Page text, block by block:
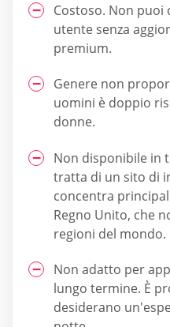
Costoso. Non
utente senza
premium.
Genere non
uomini è doppio
donne.
Non disponibile in
tratta di un sito di
concentra
Regno Unito, che
regioni del mondo.
Non adatto per
lungo termine. È
desiderano